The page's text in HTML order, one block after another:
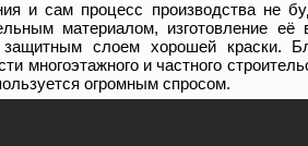
и сам процесс производства не
материалом, изготовление её
слоем хорошей краски.
многоэтажного и частного
огромным спросом.